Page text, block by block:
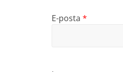
E-posta *